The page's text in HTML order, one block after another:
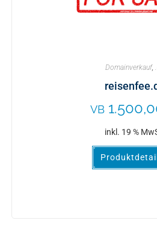
Domainverkauf,
VB
inkl. 19 %